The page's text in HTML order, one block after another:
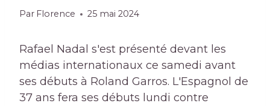
Par Florence 25 mai 2024
Rafael Nadal s'est présenté devant les
médias internationaux ce samedi avant
ses débuts à Roland Garros. L'Espagnol de
37 ans fera ses débuts lundi contre